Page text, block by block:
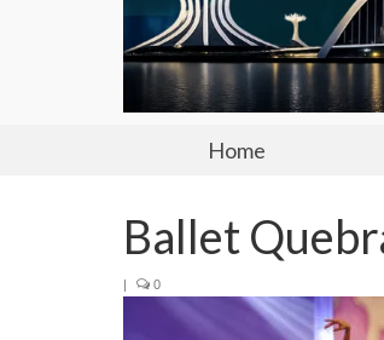
Home
Ballet
| 0